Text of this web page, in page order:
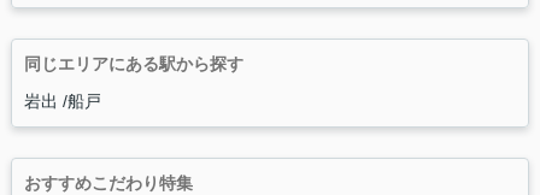
同じエリアにある駅から探す
岩出
船戸
おすすめこだわり特集